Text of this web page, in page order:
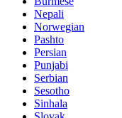
Nepali
Norwegian
Pashto
Persian
Punjabi
Serbian
Sesotho
Sinhala